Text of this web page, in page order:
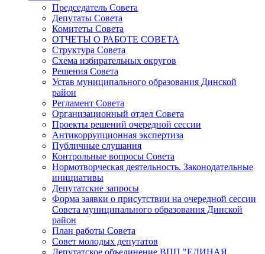
Председатель Совета
Депутаты Совета
Комитеты Совета
ОТЧЕТЫ О РАБОТЕ СОВЕТА
Структура Совета
Схема избирательных округов
Решения Совета
Устав муниципального образования Динской
район
Регламент Совета
Организационный отдел Совета
Проекты решений очередной сессии
Антикоррупционная экспертиза
Публичные слушания
Контрольные вопросы Совета
Нормотворческая деятельность. Законодательные
инициативы
Депутатские запросы
Форма заявки о присутствии на очередной сессии
Совета муниципального образования Динской
район
План работы Совета
Совет молодых депутатов
Депутатское объединение ВПП "ЕДИНАЯ